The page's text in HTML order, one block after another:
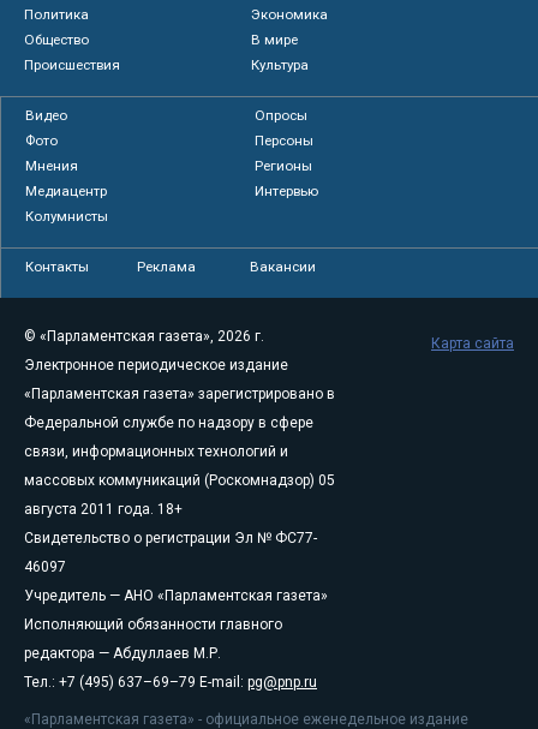
Политика
Экономика
Общество
В мире
Происшествия
Культура
Видео
Опросы
Фото
Персоны
Мнения
Регионы
Медиацентр
Интервью
Колумнисты
Контакты Реклама Вакансии
© «Парламентская газета», 2026 г.
Электронное периодическое издание
«Парламентская газета» зарегистрировано в
Федеральной службе по надзору в сфере
связи, информационных технологий и
массовых коммуникаций (Роскомнадзор) 05
августа 2011 года. 18+
Свидетельство о регистрации Эл № ФС77-
46097
Учредитель — АНО «Парламентская газета»
Исполняющий обязанности главного
редактора — Абдуллаев М.Р.
Тел.: +7 (495) 637–69–79 E-mail: pg@pnp.ru
«Парламентская газета» - официальное еженедельное издание
Карта сайта